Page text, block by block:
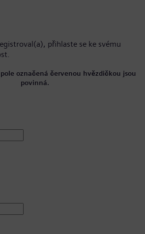
přihlaste se ke svému
označená červenou hvězdičkou jsou
povinná.